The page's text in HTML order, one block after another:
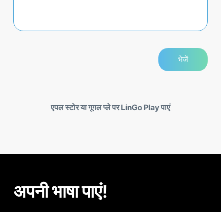
एपल स्टोर या गूगल प्ले पर LinGo Play पाएं
अपनी भाषा पाएं!